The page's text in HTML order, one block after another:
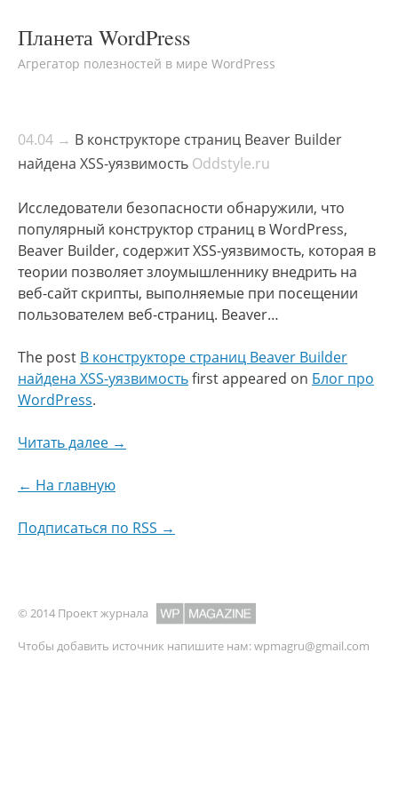
Планета WordPress
Агрегатор полезностей в мире WordPress
04.04 → В конструкторе страниц Beaver Builder
найдена XSS-уязвимость Oddstyle.ru
Исследователи безопасности обнаружили, что
популярный конструктор страниц в WordPress,
Beaver Builder, содержит XSS-уязвимость, которая в
теории позволяет злоумышленнику внедрить на
веб-сайт скрипты, выполняемые при посещении
пользователем веб-страниц. Beaver…
The post В конструкторе страниц Beaver Builder
найдена XSS-уязвимостьfirst appeared on Блог про
WordPress.
Читать далее →
← На главную
Подписаться по RSS →
© 2014 Проект журнала
Чтобы добавить источник напишите нам:wpmagru@gmail.com